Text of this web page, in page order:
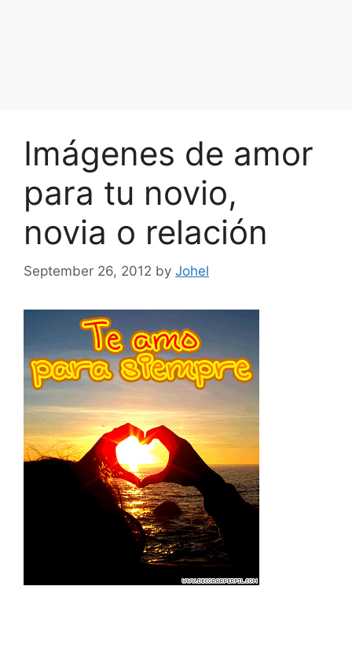
Imágenes de amor
para tu novio,
novia o relación
September 26, 2012 by Johel